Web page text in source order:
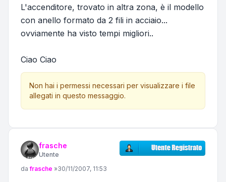
L'accenditore, trovato in altra zona, è il modello
con anello formato da 2 fili in acciaio...
ovviamente ha visto tempi migliori..
Ciao Ciao
Non hai i permessi necessari per visualizzare i file
allegati in questo messaggio.
frasche
Utente
Messaggio
dafrasche »30/11/2007, 11:53